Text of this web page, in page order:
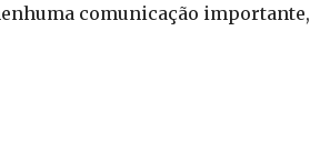
comunicação importante,